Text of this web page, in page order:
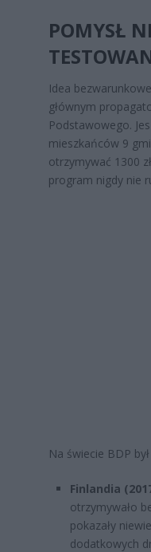
POMYSŁ
Idea
głównym
Podstawowego.
mieszkańców 9
otrzymywać 1300
program nigdy nie
Na świecie BDP
Finlandia
otrzymywało
pokazały
dodatkowych